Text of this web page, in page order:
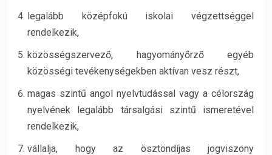
legalább középfokú iskolai végzettséggel
rendelkezik,
közösségszervező, hagyományőrző egyéb
közösségi tevékenységekben aktívan vesz részt,
magas szintű angol nyelvtudással vagy a célország
nyelvének legalább társalgási szintű ismeretével
rendelkezik,
vállalja, hogy az ösztöndíjas jogviszony